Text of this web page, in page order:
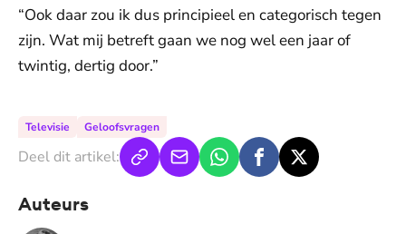
“Ook daar zou ik dus principieel en categorisch tegen
zijn. Wat mij betreft gaan we nog wel een jaar of
twintig, dertig door.”
Televisie Geloofsvragen
Deel dit artikel:
Auteurs